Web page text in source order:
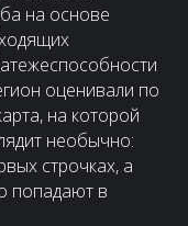
на основе
оценивали по
на которой
необычно:
строчках, а
попадают в